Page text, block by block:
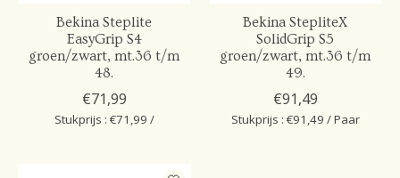
Bekina Steplite
EasyGrip S4
groen/zwart, mt.36 t/m
48.
€71,99
Stukprijs : €71,99 /
Bekina StepliteX
SolidGrip S5
groen/zwart, mt.36 t/m
49.
€91,49
Stukprijs : €91,49 / Paar